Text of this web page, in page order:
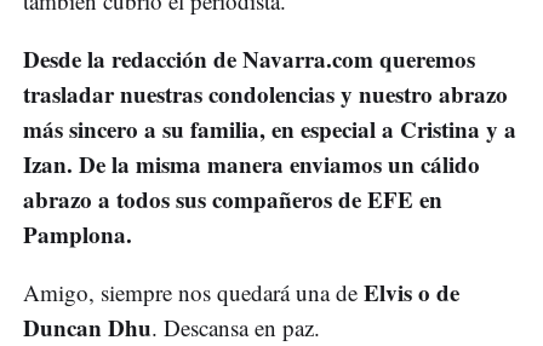
Desde la redacción de Navarra.com queremos
trasladar nuestras condolencias y nuestro abrazo
más sincero a su familia, en especial a Cristina y a
Izan. De la misma manera enviamos un cálido
abrazo a todos sus compañeros de EFE en
Pamplona.
Amigo, siempre nos quedará una de Elvis o de
Duncan Dhu. Descansa en paz.